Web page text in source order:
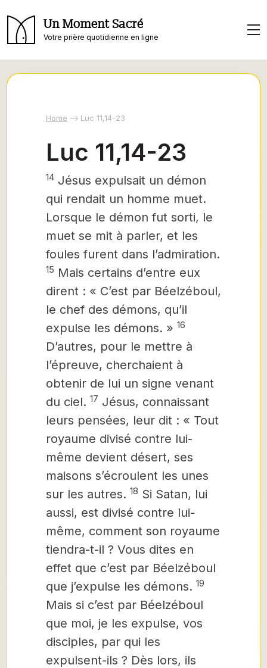
Un Moment Sacré
Votre prière quotidienne en ligne
Home Luc 11,14-23
Luc 11,14-23
14 Jésus expulsait un démon
qui rendait un homme muet.
Lorsque le démon fut sorti, le
muet se mit à parler, et les
foules furent dans l’admiration.
15 Mais certains d’entre eux
dirent : « C’est par Béelzéboul,
le chef des démons, qu’il
expulse les démons. » 16
D’autres, pour le mettre à
l’épreuve, cherchaient à
obtenir de lui un signe venant
du ciel. 17 Jésus, connaissant
leurs pensées, leur dit : « Tout
royaume divisé contre lui-
même devient désert, ses
maisons s’écroulent les unes
sur les autres. 18 Si Satan, lui
aussi, est divisé contre lui-
même, comment son royaume
tiendra-t-il ? Vous dites en
effet que c’est par Béelzéboul
que j’expulse les démons. 19
Mais si c’est par Béelzéboul
que moi, je les expulse, vos
disciples, par qui les
expulsent-ils ? Dès lors, ils